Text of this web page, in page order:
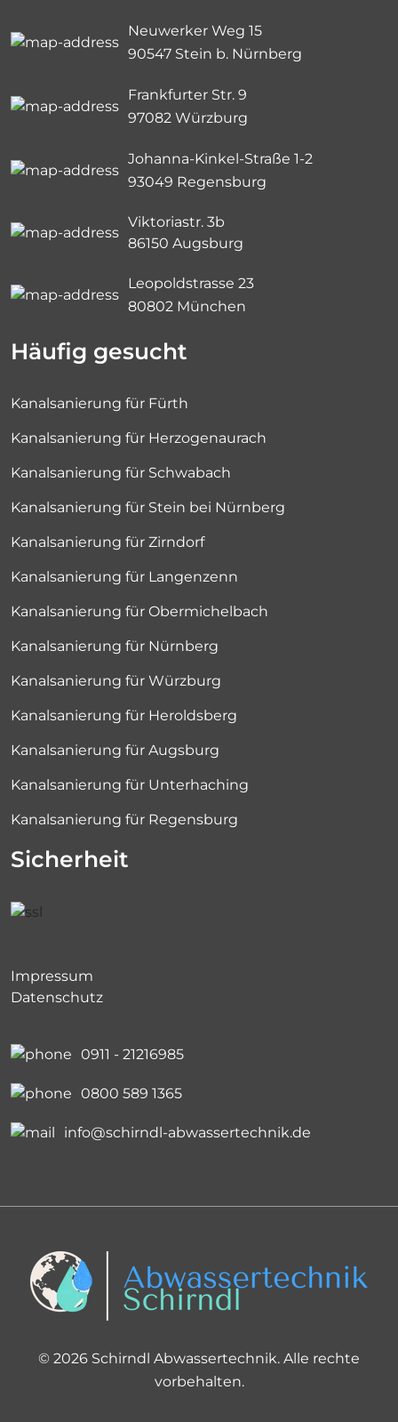
Neuwerker Weg 15
90547 Stein b. Nürnberg
Frankfurter Str. 9
97082 Würzburg
Johanna-Kinkel-Straße 1-2
93049 Regensburg
Viktoriastr. 3b
86150 Augsburg
Leopoldstrasse 23
80802 München
Häufig gesucht
Kanalsanierung für Fürth
Kanalsanierung für Herzogenaurach
Kanalsanierung für Schwabach
Kanalsanierung für Stein bei Nürnberg
Kanalsanierung für Zirndorf
Kanalsanierung für Langenzenn
Kanalsanierung für Obermichelbach
Kanalsanierung für Nürnberg
Kanalsanierung für Würzburg
Kanalsanierung für Heroldsberg
Kanalsanierung für Augsburg
Kanalsanierung für Unterhaching
Kanalsanierung für Regensburg
Sicherheit
Impressum
Datenschutz
0911 - 21216985
0800 589 1365
info@schirndl-abwassertechnik.de
© 2026 Schirndl Abwassertechnik. Alle rechte
vorbehalten.